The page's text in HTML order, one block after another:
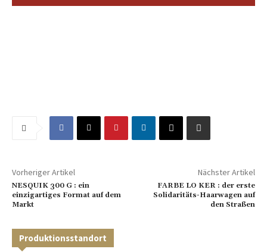
Vorheriger Artikel
NESQUIK 300 G : ein
einzigartiges Format auf dem
Markt
Nächster Artikel
FARBE LO KER : der erste
Solidaritäts-Haarwagen auf
den Straßen
Produktionsstandort